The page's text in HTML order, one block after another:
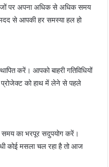
पर अपना अधिक से अधिक समय
से आपकी हर समस्या हल हो
करें। आपको बाहरी गतिविधियों
को हाथ में लेने से पहले
समय का भरपूर सदुपयोग करें।
कोई मसला चल रहा है तो आज